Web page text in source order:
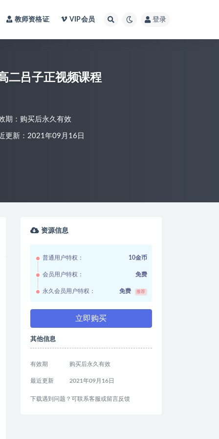
教师资格证 VIP会员 登录
二吕子正视频课程
期：购买后永久有效
更新：2021年09月16日
资源信息
普通用户特权： 10金币
会员用户特权： 免费
永久会员用户特权： 免费 推荐
立即购买
其他信息
有效期 购买后永久有效
最近更新 2021年09月16日
下载遇到问题？可联系客服或留言反馈